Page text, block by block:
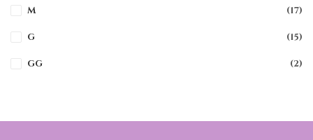
M (17)
G (15)
GG (2)